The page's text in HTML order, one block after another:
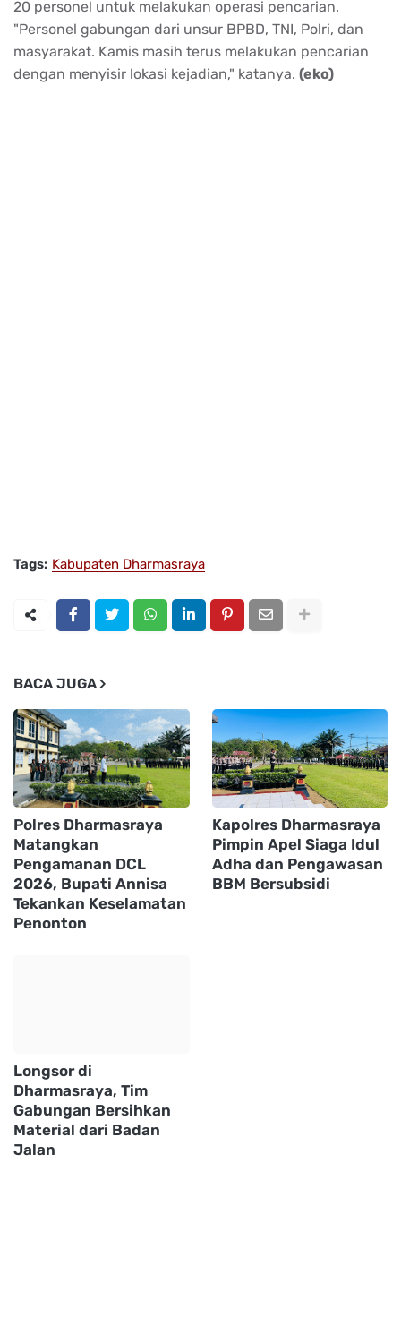
20 personel untuk melakukan operasi pencarian.
"Personel gabungan dari unsur BPBD, TNI, Polri, dan
masyarakat. Kamis masih terus melakukan pencarian
dengan menyisir lokasi kejadian," katanya. (eko)
Tags: Kabupaten Dharmasraya
BACA JUGA
Polres Dharmasraya
Matangkan
Pengamanan DCL
2026, Bupati Annisa
Tekankan Keselamatan
Penonton
Kapolres Dharmasraya
Pimpin Apel Siaga Idul
Adha dan Pengawasan
BBM Bersubsidi
Longsor di
Dharmasraya, Tim
Gabungan Bersihkan
Material dari Badan
Jalan